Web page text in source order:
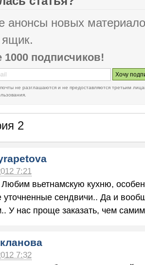
анонсы новых
ящик.
1000 подписчиков!
не разглашаются и не предоставляются третьим
2
7:21
вьетнамскую кухню,
уточненные сендвичи.. Да и
У нас проще заказать, чем
7:32